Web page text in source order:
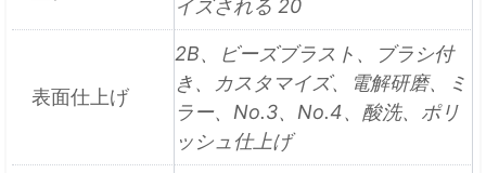
イズされる 20
表面仕上げ
2B、ビーズブラスト、ブラシ付
き、カスタマイズ、電解研磨、ミ
ラー、No.3、No.4、酸洗、ポリ
ッシュ仕上げ